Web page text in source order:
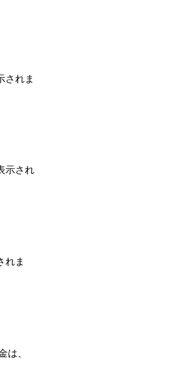
されま
示され
れま
は、